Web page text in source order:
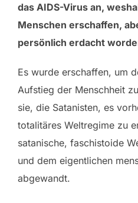
das AIDS-Virus an,
Menschen erschaffen,
persönlich erdacht
Es wurde erschaffen, um
Aufstieg der Menschheit
sie, die Satanisten, es
totalitäres Weltregime zu
satanische, faschistoide
und dem eigentlichen
abgewandt.